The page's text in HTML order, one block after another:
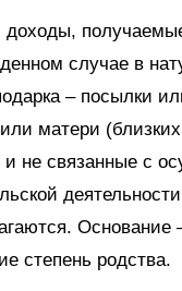
доходы,
случае в
– посылки
матери (близких
и не связанные с
Основание
степень родства.